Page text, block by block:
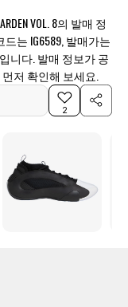
VOL. 8의 발매 정
는 IG6589, 발매가는
니다. 발매 정보가 공
저 확인해 보세요.
2